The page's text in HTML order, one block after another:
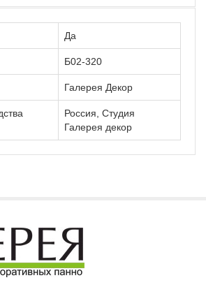
Да
Б02-320
Галерея Декор
Россия, Студия
Галерея декор